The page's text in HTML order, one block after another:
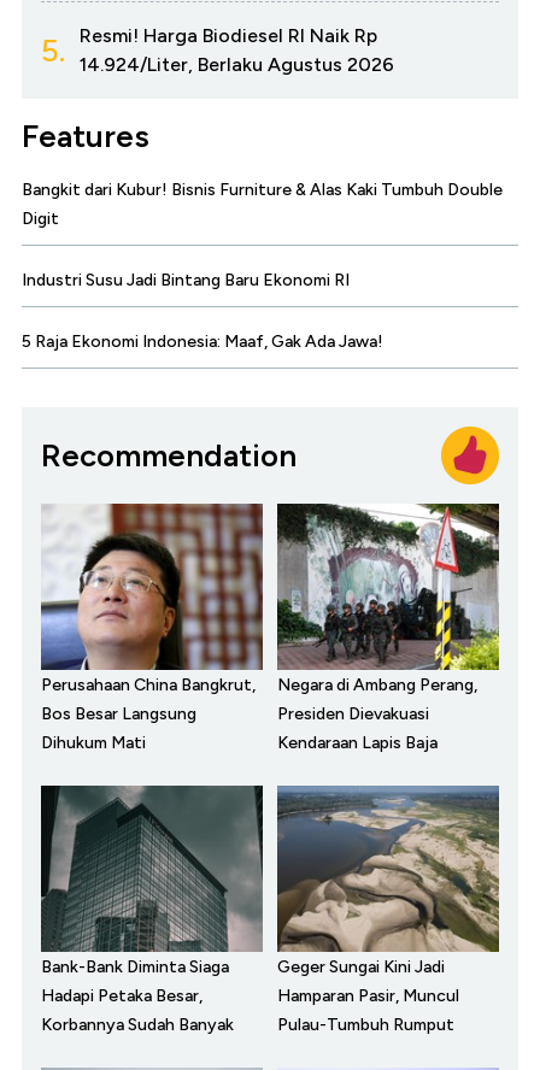
5.
Resmi! Harga Biodiesel RI Naik Rp
14.924/Liter, Berlaku Agustus 2026
Features
Bangkit dari Kubur! Bisnis Furniture & Alas Kaki Tumbuh Double
Digit
Industri Susu Jadi Bintang Baru Ekonomi RI
5 Raja Ekonomi Indonesia: Maaf, Gak Ada Jawa!
Recommendation
Perusahaan China Bangkrut,
Bos Besar Langsung
Dihukum Mati
Negara di Ambang Perang,
Presiden Dievakuasi
Kendaraan Lapis Baja
Bank-Bank Diminta Siaga
Hadapi Petaka Besar,
Korbannya Sudah Banyak
Geger Sungai Kini Jadi
Hamparan Pasir, Muncul
Pulau-Tumbuh Rumput